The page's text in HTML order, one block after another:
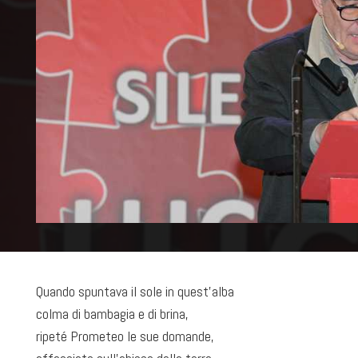
Quando spuntava il sole in quest’alba
colma di bambagia e di brina,
ripeté Prometeo le sue domande,